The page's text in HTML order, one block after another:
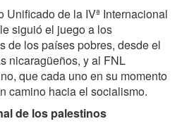
Unificado de la IVª Internacional
siguió el juego a los
de los países pobres, desde el
nicaragüeños, y al FNL
que cada uno en su momento
camino hacia el socialismo.
de los palestinos